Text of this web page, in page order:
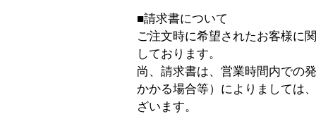
■請求書について
ご注文時に希望されたお客様に
しております。
尚、請求書は、営業時間内での
かかる場合等）によりましては
ざいます。